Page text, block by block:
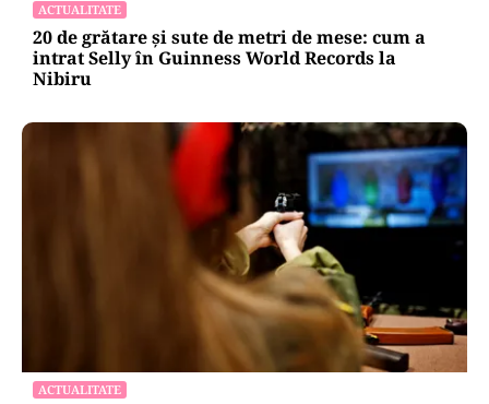
ACTUALITATE
20 de grătare și sute de metri de mese: cum a
intrat Selly în Guinness World Records la
Nibiru
ACTUALITATE